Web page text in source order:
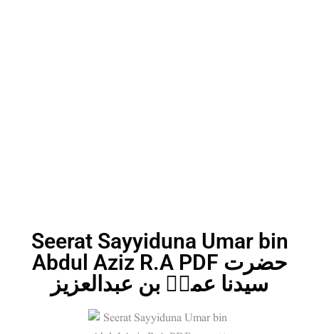
Seerat Sayyiduna Umar bin
Abdul Aziz R.A PDF حضرت
سیدنا عمرؒ بن عبدالعزیز